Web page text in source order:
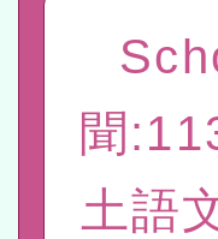
赴陸
轉知
研究
位及節
115
市孔廟
航」
2026
「
聞
土語